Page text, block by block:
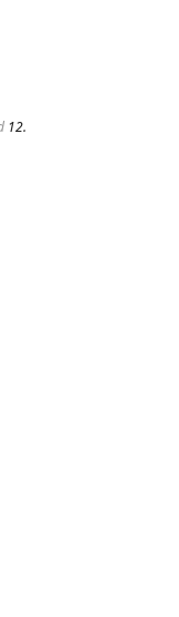
12.